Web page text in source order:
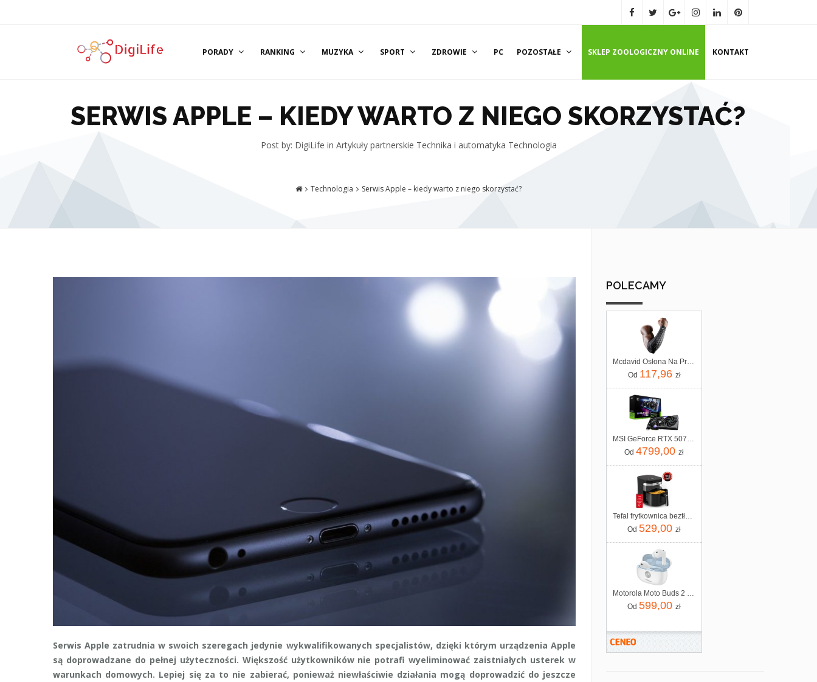
PORADY RANKING MUZYKA SPORT ZDROWIE PC POZOSTAŁE SKLEP ZOOLOGICZNY ONLINE KONTAKT
SERWIS APPLE – KIEDY WARTO Z NIEGO SKORZYSTAĆ?
Post by: DigiLife in Artykuły partnerskie Technika i automatyka Technologia
Technologia Serwis Apple – kiedy warto z niego skorzystać?
Serwis Apple zatrudnia w swoich szeregach jedynie wykwalifikowanych specjalistów, dzięki którym urządzenia Apple
są doprowadzane do pełnej użyteczności. Większość użytkowników nie potrafi wyeliminować zaistniałych usterek w
warunkach domowych. Lepiej się za to nie zabierać, ponieważ niewłaściwie działania mogą doprowadzić do jeszcze
POLECAMY
Mcdavid Osłona Na Przedramię Hexpad 651, Czarny
Od 117,96 zł
MSI GeForce RTX 5070 Ti Gaming Trio OC 16GB (V531240R)
Od 4799,00 zł
Tefal frytkownica beztłuszczowa Air Fryer EY8328 Easy Fry Infrared 7L
Od 529,00 zł
Motorola Moto Buds 2 Plus Anc Biały
Od 599,00 zł